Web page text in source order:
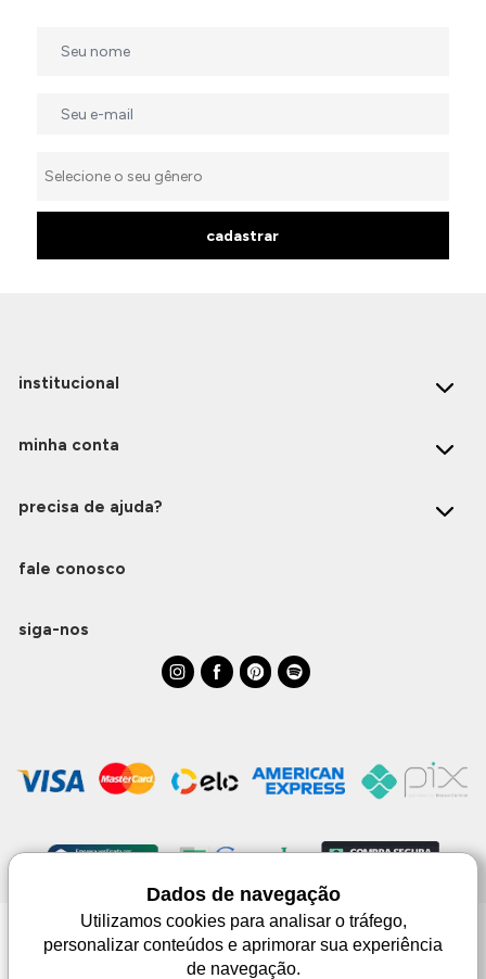
cadastrar
institucional
minha conta
precisa de ajuda?
fale conosco
siga-nos
Monjuá | CNPJ 98.102.650/0083-99 | Av. Júlio de Castilhos, 1553 - 02 - Três
Passos | © Todos os direitos reservados
Dados de navegação
Utilizamos cookies para analisar o tráfego,
personalizar conteúdos e aprimorar sua experiência
de navegação.